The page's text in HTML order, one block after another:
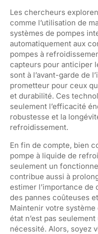
Les chercheurs
comme l’utilisation de
systèmes de pompes
automatiquement aux
pompes à
capteurs pour anticiper
sont à l’avant-garde de
prometteur pour ceux
et durabilité. Ces
seulement l’efficacité
robustesse et la
refroidissement.
En fin de compte, bien
pompe à liquide de
seulement un
contribue aussi à
estimer l’importance
des pannes coûteuses
Maintenir votre
état n’est pas
nécessité. Alors, soyez